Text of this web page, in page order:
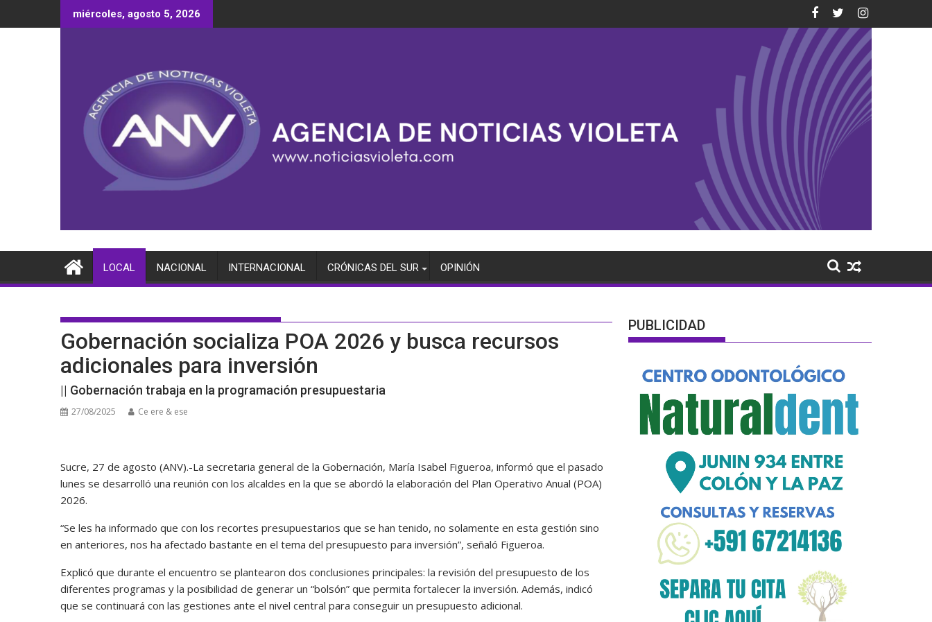
al
miércoles, agosto 5, 2026
LOCAL NACIONAL INTERNACIONAL CRÓNICAS DEL SUR OPINIÓN
Gobernación socializa POA 2026 y busca recursos
adicionales para inversión
|| Gobernación trabaja en la programación presupuestaria
27/08/2025 Ce ere & ese
Sucre, 27 de agosto (ANV).-La secretaria general de la Gobernación, María Isabel Figueroa, informó que el pasado
lunes se desarrolló una reunión con los alcaldes en la que se abordó la elaboración del Plan Operativo Anual (POA)
2026.
“Se les ha informado que con los recortes presupuestarios que se han tenido, no solamente en esta gestión sino
en anteriores, nos ha afectado bastante en el tema del presupuesto para inversión”, señaló Figueroa.
Explicó que durante el encuentro se plantearon dos conclusiones principales: la revisión del presupuesto de los
diferentes programas y la posibilidad de generar un “bolsón” que permita fortalecer la inversión. Además, indicó
que se continuará con las gestiones ante el nivel central para conseguir un presupuesto adicional.
PUBLICIDAD